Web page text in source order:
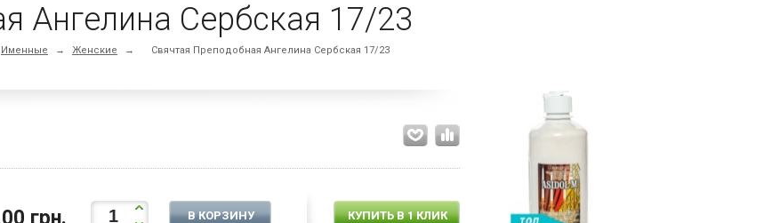
Ангелина Сербская 17/23
Именные → Женские → Свячтая Преподобная Ангелина Сербская 17/23
грн. В КОРЗИНУ КУПИТЬ В 1 КЛИК